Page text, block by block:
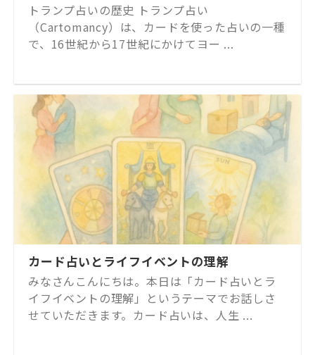
トランプ占いの歴史 トランプ占い
（Cartomancy）は、カードを使った占いの一種
で、16世紀から17世紀にかけてヨー ...
カード占いとライフイベントの理解
みなさんこんにちは。本日は「カード占いとラ
イフイベントの理解」というテーマでお話しさ
せていただきます。カード占いは、人生 ...